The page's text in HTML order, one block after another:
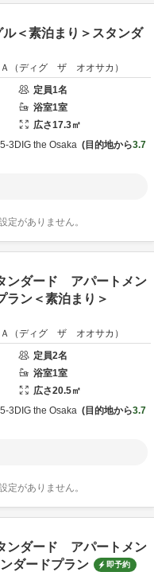
＜素泊まり＞スタンダ
（ディグ ザ オオサカ）
定員1名
浴室1室
広さ17.3㎡
3 DIG the Osaka 目的地から3.7
定がありません。
ンダード アパートメン
ラン＜素泊まり＞
（ディグ ザ オオサカ）
定員2名
浴室1室
広さ20.5㎡
3 DIG the Osaka 目的地から3.7
定がありません。
ンダード アパートメン
ダードプラン
即予約